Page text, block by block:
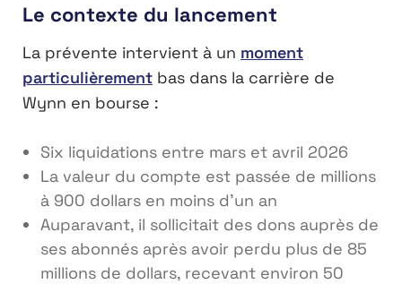
Le contexte du lancement
La prévente intervient à un moment
particulièrement bas dans la carrière de
Wynn en bourse :
Six liquidations entre mars et avril 2026
La valeur du compte est passée de millions
à 900 dollars en moins d’un an
Auparavant, il sollicitait des dons auprès de
ses abonnés après avoir perdu plus de 85
millions de dollars, recevant environ 50